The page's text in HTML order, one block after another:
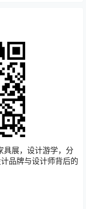
展，设计游学，分
品牌与设计师背后的